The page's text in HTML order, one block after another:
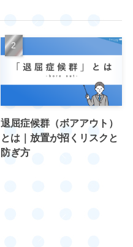
退屈症候群（ボアアウト）
とは｜放置が招くリスクと
防ぎ方